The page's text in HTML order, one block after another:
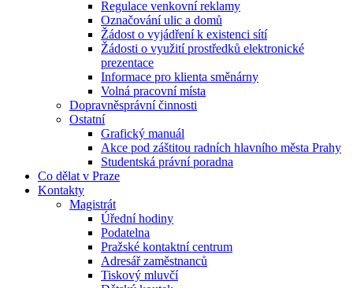
Regulace venkovní reklamy
Označování ulic a domů
Žádost o vyjádření k existenci sítí
Žádosti o využití prostředků elektronické
prezentace
Informace pro klienta směnárny
Volná pracovní místa
Dopravněsprávní činnosti
Ostatní
Grafický manuál
Akce pod záštitou radních hlavního města Prahy
Studentská právní poradna
Co dělat v Praze
Kontakty
Magistrát
Úřední hodiny
Podatelna
Pražské kontaktní centrum
Adresář zaměstnanců
Tiskový mluvčí